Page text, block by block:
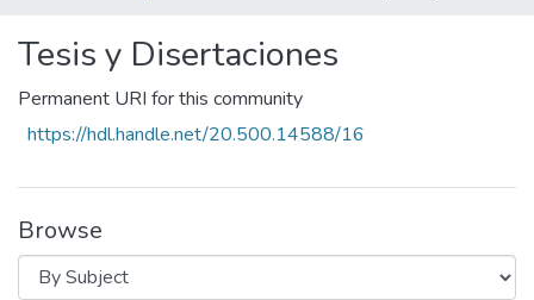
Tesis y Disertaciones
Permanent URI for this community
https://hdl.handle.net/20.500.14588/16
Browse